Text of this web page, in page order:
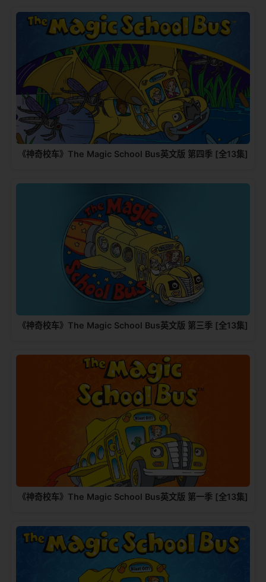
《神奇校车》The Magic School Bus英文版 第四季 [全13集]
《神奇校车》The Magic School Bus英文版 第三季 [全13集]
《神奇校车》The Magic School Bus英文版 第一季 [全13集]